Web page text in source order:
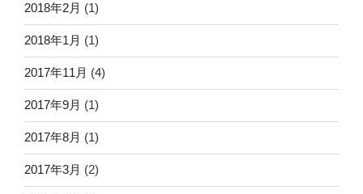
2018年2月 (1)
2018年1月 (1)
2017年11月 (4)
2017年9月 (1)
2017年8月 (1)
2017年3月 (2)